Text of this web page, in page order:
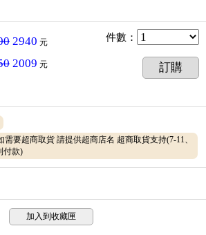
2940 元
2009 元
件數 ：
訂購
要超商取貨 請提供超商店名 超商取貨支持(7-11、
付款)
加入到收藏匣